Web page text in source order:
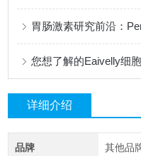
您想了解的Eaivelly细
详细介绍
品牌 其他品